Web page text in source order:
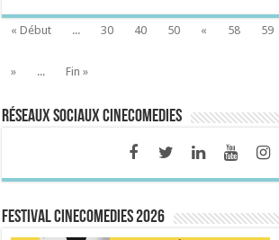
« Début ... 30 40 50 « 58 59
»
... Fin »
Réseaux sociaux CineComedies
FESTIVAL CINECOMEDIES 2026